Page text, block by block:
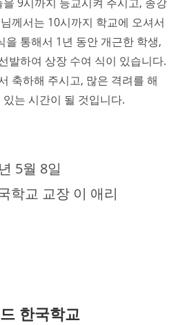
께서는 10시까지 학교에 오셔서
을 통해서 1년 동안 개근한 학생,
발하여 상장 수여 식이 있습니다.
축하해 주시고, 많은 격려를 해
는 시간이 될 것입니다.
5월 8일
학교 교장 이 애리
한국학교